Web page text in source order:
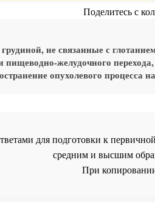
Поделитесь с
не связанные с
желудочного перехода,
опухолевого процесса на
для подготовки к
средним и высшим
При